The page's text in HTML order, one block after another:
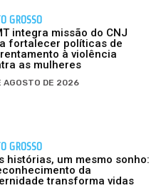
GROSSO
integra missão do CNJ
fortalecer políticas de
à violência
as mulheres
AGOSTO DE 2026
GROSSO
histórias, um mesmo sonho:
da
transforma vidas